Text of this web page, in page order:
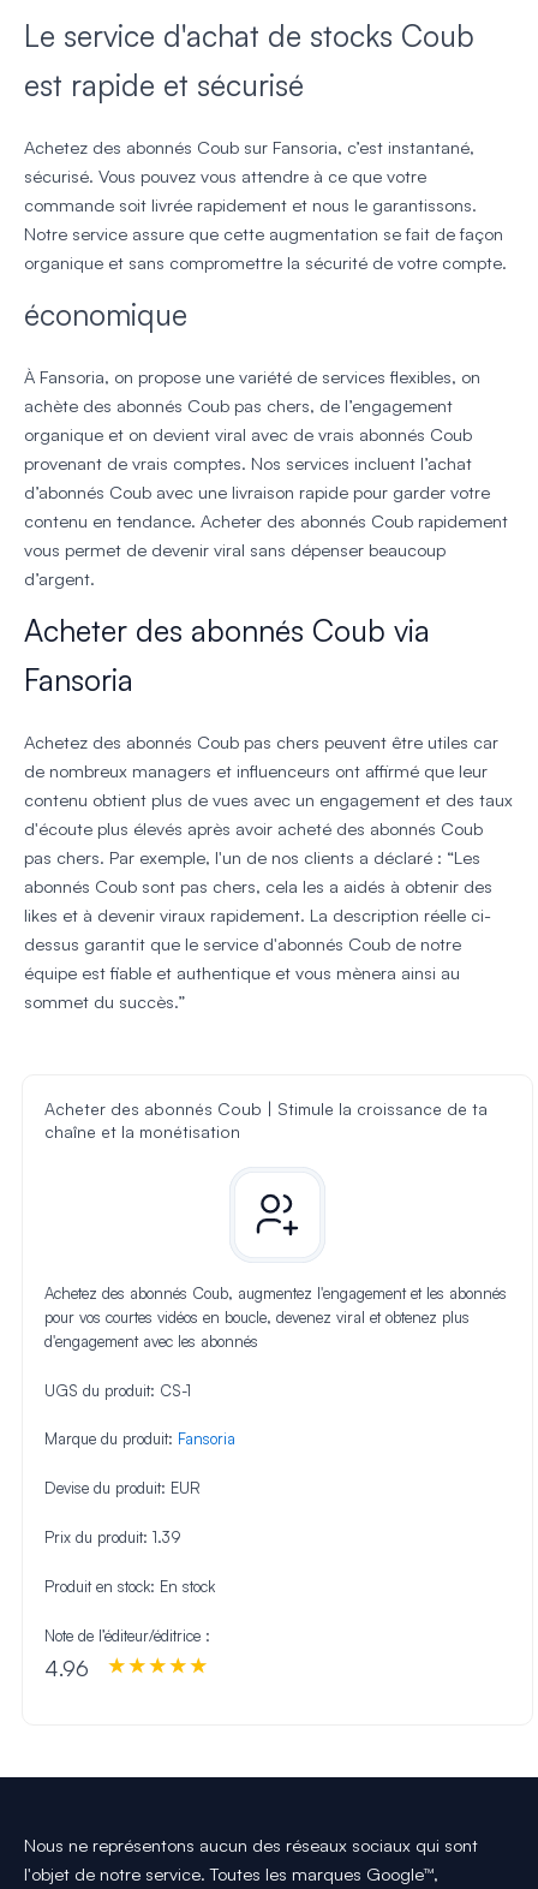
Le service d'achat de stocks Coub
est rapide et sécurisé
Achetez des abonnés Coub sur Fansoria, c’est instantané,
sécurisé. Vous pouvez vous attendre à ce que votre
commande soit livrée rapidement et nous le garantissons.
Notre service assure que cette augmentation se fait de façon
organique et sans compromettre la sécurité de votre compte.
économique
À Fansoria, on propose une variété de services flexibles, on
achète des abonnés Coub pas chers, de l’engagement
organique et on devient viral avec de vrais abonnés Coub
provenant de vrais comptes. Nos services incluent l’achat
d’abonnés Coub avec une livraison rapide pour garder votre
contenu en tendance. Acheter des abonnés Coub rapidement
vous permet de devenir viral sans dépenser beaucoup
d’argent.
Acheter des abonnés Coub via
Fansoria
Achetez des abonnés Coub pas chers peuvent être utiles car
de nombreux managers et influenceurs ont affirmé que leur
contenu obtient plus de vues avec un engagement et des taux
d'écoute plus élevés après avoir acheté des abonnés Coub
pas chers. Par exemple, l'un de nos clients a déclaré : “Les
abonnés Coub sont pas chers, cela les a aidés à obtenir des
likes et à devenir viraux rapidement. La description réelle ci-
dessus garantit que le service d'abonnés Coub de notre
équipe est fiable et authentique et vous mènera ainsi au
sommet du succès.”
Acheter des abonnés Coub | Stimule la croissance de ta
chaîne et la monétisation
Achetez des abonnés Coub, augmentez l'engagement et les abonnés
pour vos courtes vidéos en boucle, devenez viral et obtenez plus
d'engagement avec les abonnés
UGS du produit: CS-1
Marque du produit: Fansoria
Devise du produit: EUR
Prix du produit: 1.39
Produit en stock: En stock
Note de l’éditeur/éditrice :
4.96
Nous ne représentons aucun des réseaux sociaux qui sont
l'objet de notre service. Toutes les marques Google™,